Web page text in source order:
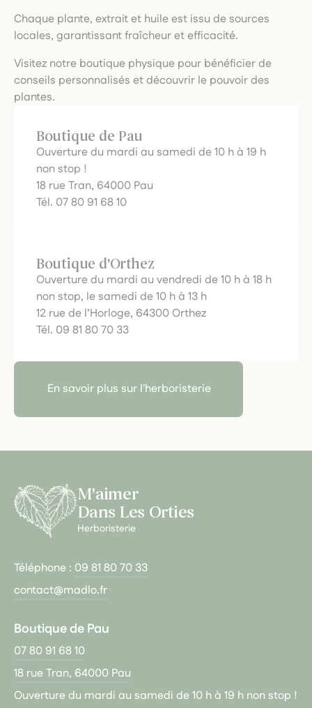
Chaque plante, extrait et huile est issu de sources
locales, garantissant fraîcheur et efficacité.
Visitez notre boutique physique pour bénéficier de
conseils personnalisés et découvrir le pouvoir des
plantes.
Boutique de Pau
Ouverture du mardi au samedi de 10 h à 19 h
non stop !
18 rue Tran, 64000 Pau
Tél. 07 80 91 68 10
Boutique d'Orthez
Ouverture du mardi au vendredi de 10 h à 18 h
non stop, le samedi de 10 h à 13 h
12 rue de l’Horloge, 64300 Orthez
Tél. 09 81 80 70 33
En savoir plus sur l'herboristerie
M'aimer
Dans Les Orties
Herboristerie
Téléphone : 09 81 80 70 33
contact@madlo.fr
Boutique de Pau
07 80 91 68 10
18 rue Tran, 64000 Pau
Ouverture du mardi au samedi de 10 h à 19 h non stop !